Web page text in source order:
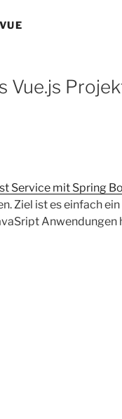
VUE
Vue.js
Service mit Spring
Ziel ist es einfach